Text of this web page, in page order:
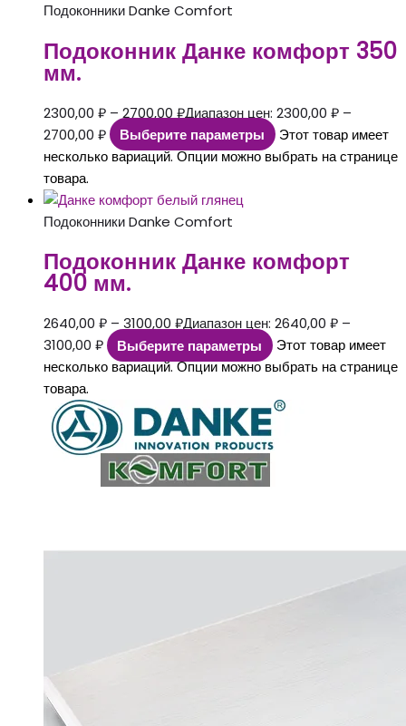
Подоконники Danke Comfort
Подоконник Данке комфорт 350
мм.
2300,00 ₽ – 2700,00 ₽Диапазон цен: 2300,00 ₽ –
2700,00 ₽
Выберите параметры
Этот товар имеет
несколько вариаций. Опции можно выбрать на странице
товара.
Подоконники Danke Comfort
Подоконник Данке комфорт
400 мм.
2640,00 ₽ – 3100,00 ₽Диапазон цен: 2640,00 ₽ –
3100,00 ₽
Выберите параметры
Этот товар имеет
несколько вариаций. Опции можно выбрать на странице
товара.